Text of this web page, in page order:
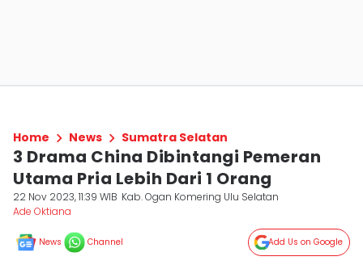
Home News Sumatra Selatan
3 Drama China Dibintangi Pemeran
Utama Pria Lebih Dari 1 Orang
22 Nov 2023, 11:39 WIB Kab. Ogan Komering Ulu Selatan
Ade Oktiana
News Channel Add Us on Google